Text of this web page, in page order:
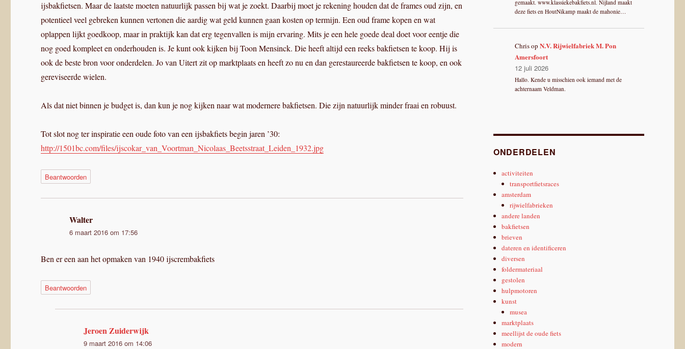
ijsbakfietsen. Maar de laatste moeten natuurlijk passen bij wat je zoekt. Daarbij moet je rekening houden dat de frames oud zijn, en
potentieel veel gebreken kunnen vertonen die aardig wat geld kunnen gaan kosten op termijn. Een oud frame kopen en wat
oplappen lijkt goedkoop, maar in praktijk kan dat erg tegenvallen is mijn ervaring. Mits je een hele goede deal doet voor eentje die
nog goed kompleet en onderhouden is. Je kunt ook kijken bij Toon Mensinck. Die heeft altijd een reeks bakfietsen te koop. Hij is
ook de beste bron voor onderdelen. Jo van Uitert zit op marktplaats en heeft zo nu en dan gerestaureerde bakfietsen te koop, en ook
gereviseerde wielen.
Als dat niet binnen je budget is, dan kun je nog kijken naar wat modernere bakfietsen. Die zijn natuurlijk minder fraai en robuust.
Tot slot nog ter inspiratie een oude foto van een ijsbakfiets begin jaren ’30:
http://1501bc.com/files/ijscokar_van_Voortman_Nicolaas_Beetsstraat_Leiden_1932.jpg
Beantwoorden
Walter
6 maart 2016 om 17:56
Ben er een aan het opmaken van 1940 ijscrembakfiets
Beantwoorden
Jeroen Zuiderwijk
9 maart 2016 om 14:06
gemaakt. www.klassiekebakfiets.nl. Nijland maakt
deze fiets en HoutNikamp maakt de mahonie…
ChrisopN.V. Rijwielfabriek M. Pon
Amersfoort
12 juli 2026
Hallo. Kende u misschien ook iemand met de
achternaam Veldman.
ONDERDELEN
activiteiten
transportfietsraces
amsterdam
rijwielfabrieken
andere landen
bakfietsen
brieven
dateren en identificeren
diversen
foldermateriaal
gestolen
hulpmotoren
kunst
musea
marktplaats
meellijst de oude fiets
modern